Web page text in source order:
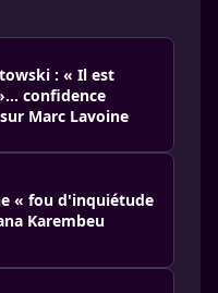
: « Il est
confidence
Marc Lavoine
« fou d'inquiétude
Karembeu